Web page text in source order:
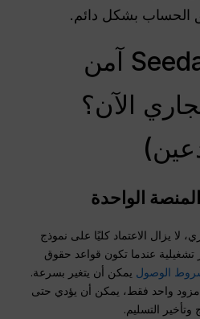
الحساب بشكل دائم.
هل Seedance 2.0 آمن
الآن؟
الواحدة
لا يزال الاعتماد كليًا على نموذج
عندما تكون قواعد حقوق
الوصول يمكن أن يتغير بسرعة.
واحد فقط، يمكن أن يؤدي حتى
وتأخير التسليم.